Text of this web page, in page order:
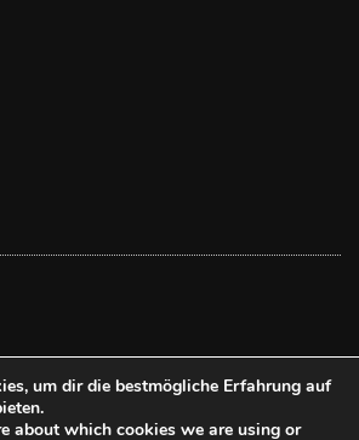
um dir die bestmögliche Erfahrung auf
about which cookies we are using or